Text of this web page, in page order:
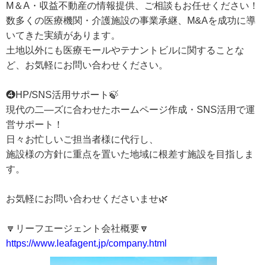
M＆A・収益不動産の情報提供、ご相談もお任せください！
数多くの医療機関・介護施設の事業承継、M&Aを成功に導
いてきた実績があります。
土地以外にも医療モールやテナントビルに関することな
ど、お気軽にお問い合わせください。
❹HP/SNS活用サポート🍃
現代の二―ズに合わせたホームページ作成・SNS活用で運
営サポート！
日々お忙しいご担当者様に代行し、
施設様の方針に重点を置いた地域に根差す施設を目指しま
す。
お気軽にお問い合わせくださいませ🌿
🔽リーフエージェント会社概要🔽
https://www.leafagent.jp/company.html